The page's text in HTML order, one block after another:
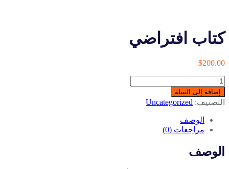
كتاب افتراضي
$200.00
كمية
كتاب
افتراضي
إضافة إلى السلة
التصنيف: Uncategorized
الوصف
مراجعات (0)
الوصف